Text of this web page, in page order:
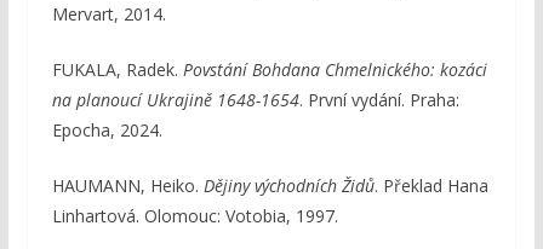
Mervart, 2014.
FUKALA, Radek. Povstání Bohdana Chmelnického: kozáci
na planoucí Ukrajině 1648-1654. První vydání. Praha:
Epocha, 2024.
HAUMANN, Heiko. Dějiny východních Židů. Překlad Hana
Linhartová. Olomouc: Votobia, 1997.